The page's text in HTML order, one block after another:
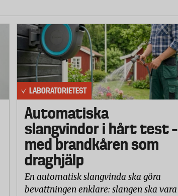
LABORATORIETEST
Automatiska
slangvindor i hårt test –
med brandkåren som
draghjälp
En automatisk slangvinda ska göra
bevattningen enklare: slangen ska vara